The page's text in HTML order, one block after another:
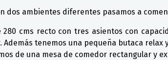
dos ambientes diferentes pasamos a
cms recto con tres asientos con
tenemos una pequeña butaca relax
de una mesa de comedor rectangular y